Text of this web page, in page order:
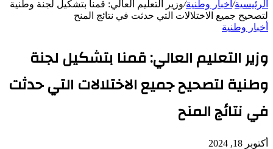
الرئيسية/ أخبار وطنية/وزير التعليم العالي: قمنا بتشكيل لجنة وطنية
لتصحيح جميع الاختلالات التي حدثت في نتائج المنح
أخبار وطنية
وزير التعليم العالي: قمنا بتشكيل لجنة
وطنية لتصحيح جميع الاختلالات التي حدثت
في نتائج المنح
أكتوبر 18, 2024